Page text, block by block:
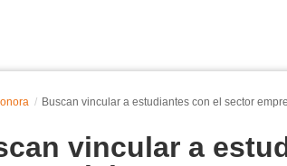
Buscan vincular a estudiantes con el sector
vincular a